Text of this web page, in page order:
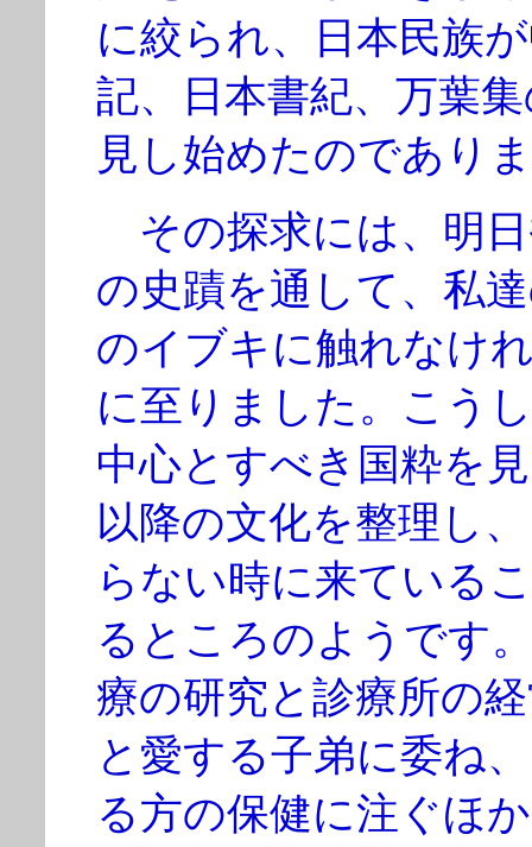
に絞られ、日本民族
記、日本書紀、万葉
見し始めたのであり
その探求には、明
の史蹟を通して、私
のイブキに触れなけ
に至りました。こう
中心とすべき国粋を
以降の文化を整理し
らない時に来ている
るところのようです
療の研究と診療所の
と愛する子弟に委ね
る方の保健に注ぐほ